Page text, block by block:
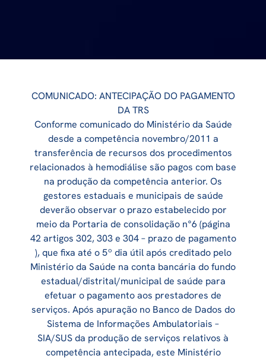
COMUNICADO: ANTECIPAÇÃO DO PAGAMENTO
DA TRS
Conforme comunicado do Ministério da Saúde
desde a competência novembro/2011 a
transferência de recursos dos procedimentos
relacionados à hemodiálise são pagos com base
na produção da competência anterior. Os
gestores estaduais e municipais de saúde
deverão observar o prazo estabelecido por
meio da Portaria de consolidação n°6 (página
42 artigos 302, 303 e 304 – prazo de pagamento
), que fixa até o 5º dia útil após creditado pelo
Ministério da Saúde na conta bancária do fundo
estadual/distrital/municipal de saúde para
efetuar o pagamento aos prestadores de
serviços. Após apuração no Banco de Dados do
Sistema de Informações Ambulatoriais –
SIA/SUS da produção de serviços relativos à
competência antecipada, este Ministério